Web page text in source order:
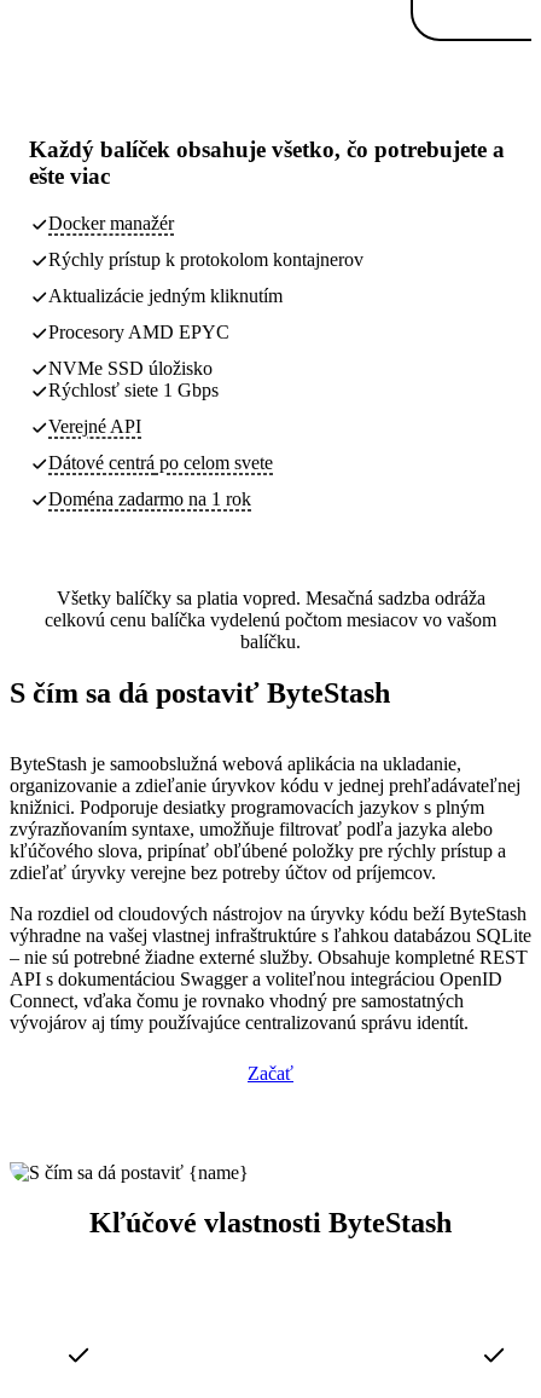
Každý balíček obsahuje všetko, čo potrebujete a
ešte viac
Docker manažér
Rýchly prístup k protokolom kontajnerov
Aktualizácie jedným kliknutím
Procesory AMD EPYC
NVMe SSD úložisko
Rýchlosť siete 1 Gbps
Verejné API
Dátové centrá po celom svete
Doména zadarmo na 1 rok
Všetky balíčky sa platia vopred. Mesačná sadzba odráža
celkovú cenu balíčka vydelenú počtom mesiacov vo vašom
balíčku.
S čím sa dá postaviť ByteStash
ByteStash je samoobslužná webová aplikácia na ukladanie,
organizovanie a zdieľanie úryvkov kódu v jednej prehľadávateľnej
knižnici. Podporuje desiatky programovacích jazykov s plným
zvýrazňovaním syntaxe, umožňuje filtrovať podľa jazyka alebo
kľúčového slova, pripínať obľúbené položky pre rýchly prístup a
zdieľať úryvky verejne bez potreby účtov od príjemcov.
Na rozdiel od cloudových nástrojov na úryvky kódu beží ByteStash
výhradne na vašej vlastnej infraštruktúre s ľahkou databázou SQLite
– nie sú potrebné žiadne externé služby. Obsahuje kompletné REST
API s dokumentáciou Swagger a voliteľnou integráciou OpenID
Connect, vďaka čomu je rovnako vhodný pre samostatných
vývojárov aj tímy používajúce centralizovanú správu identít.
Začať
Kľúčové vlastnosti ByteStash